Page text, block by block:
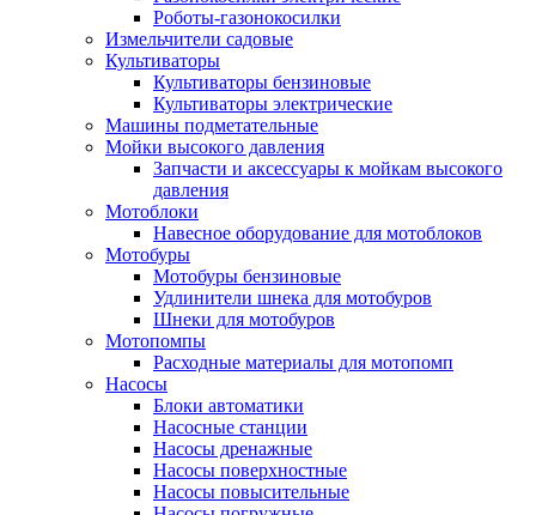
Роботы-газонокосилки
Измельчители садовые
Культиваторы
Культиваторы бензиновые
Культиваторы электрические
Машины подметательные
Мойки высокого давления
Запчасти и аксессуары к мойкам высокого
давления
Мотоблоки
Навесное оборудование для мотоблоков
Мотобуры
Мотобуры бензиновые
Удлинители шнека для мотобуров
Шнеки для мотобуров
Мотопомпы
Расходные материалы для мотопомп
Насосы
Блоки автоматики
Насосные станции
Насосы дренажные
Насосы поверхностные
Насосы повысительные